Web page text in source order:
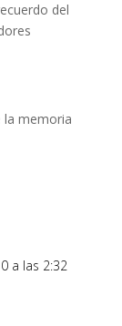
del
memoria
a las 2:32